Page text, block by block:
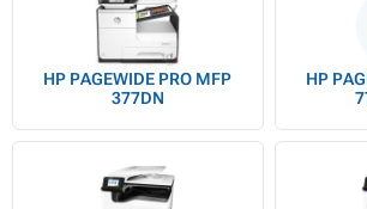
HP PAGEWIDE PRO MFP
377DN
HP